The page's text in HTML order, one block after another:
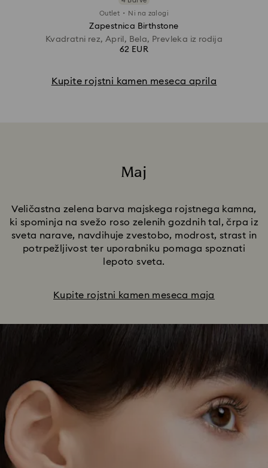
Outlet · Ni na zalogi
Zapestnica Birthstone
Kvadratni rez, April, Bela, Prevleka iz rodija
62 EUR
Kupite rojstni kamen meseca aprila
Maj
Veličastna zelena barva majskega rojstnega kamna,
ki spominja na svežo roso zelenih gozdnih tal, črpa iz
sveta narave, navdihuje zvestobo, modrost, strast in
potrpežljivost ter uporabniku pomaga spoznati
lepoto sveta.
Kupite rojstni kamen meseca maja